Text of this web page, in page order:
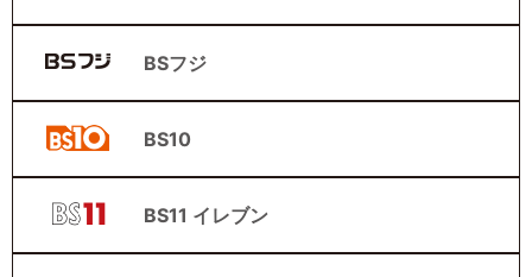
BSフジ
BS10
BS11 イレブン